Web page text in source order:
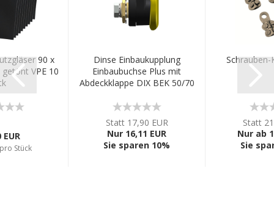
90 x
VPE 10
EUR
Stück
Dinse Einbaukupplung
Einbaubuchse Plus mit
Abdeckklappe DIX BEK 50/70
Statt 17,90 EUR
Nur 16,11 EUR
Sie sparen 10%
Schrauben-
Statt
Nur ab
Sie